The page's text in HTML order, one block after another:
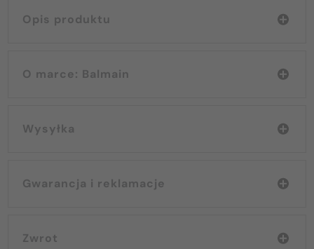
Opis produktu
O marce: Balmain
Wysyłka
Gwarancja i reklamacje
Zwrot